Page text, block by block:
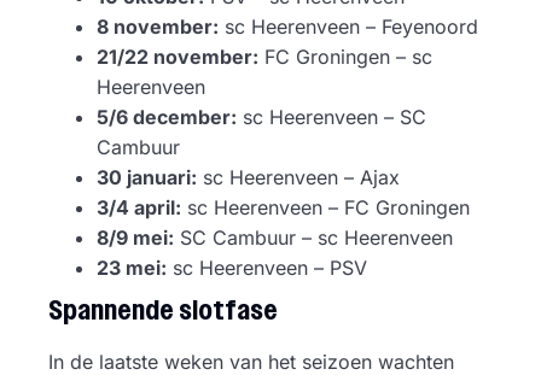
8 november: sc Heerenveen – Feyenoord
21/22 november: FC Groningen – sc
Heerenveen
5/6 december: sc Heerenveen – SC
Cambuur
30 januari: sc Heerenveen – Ajax
3/4 april: sc Heerenveen – FC Groningen
8/9 mei: SC Cambuur – sc Heerenveen
23 mei: sc Heerenveen – PSV
Spannende slotfase
In de laatste weken van het seizoen wachten